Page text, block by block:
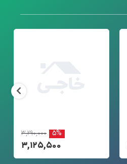
۳,۲۹۰,۰۰۰ ۵%
۳,۱۲۵,۵۰۰